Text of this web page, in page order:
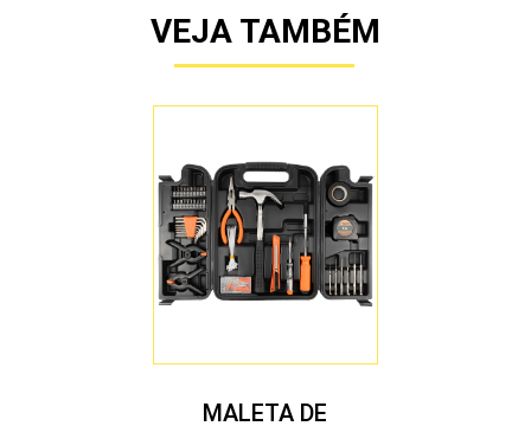
VEJA TAMBÉM
MALETA DE